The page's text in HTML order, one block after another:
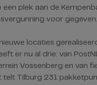
een plek aan de
voor gegeven.
locaties
er nu al drie: van
Vossenberg en van
telt Tilburg 231